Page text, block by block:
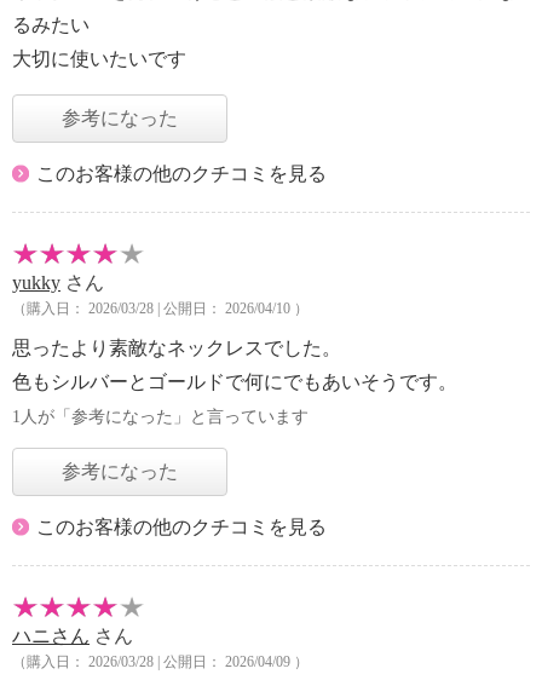
るみたい
大切に使いたいです
参考になった
このお客様の他のクチコミを見る
yukky さん
（購入日： 2026/03/28 | 公開日： 2026/04/10 ）
思ったより素敵なネックレスでした。
色もシルバーとゴールドで何にでもあいそうです。
1人が「参考になった」と言っています
参考になった
このお客様の他のクチコミを見る
ハニさん さん
（購入日： 2026/03/28 | 公開日： 2026/04/09 ）